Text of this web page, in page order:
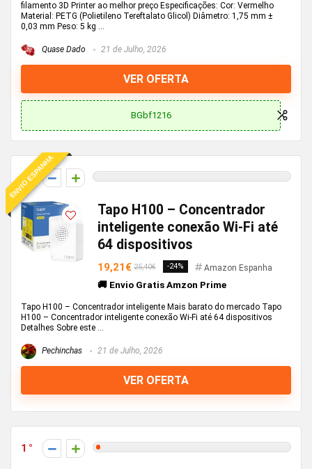
filamento 3D Printer ao melhor preço Especificações: Cor: Vermelho
Material: PETG (Polietileno Tereftalato Glicol) Diâmetro: 1,75 mm ±
0,03 mm Peso: 5 kg ...
Quase Dado 21 de Julho, 2026
VER OFERTA
BGbf1216
ENVIO ESPANHA
0
Tapo H100 – Concentrador
inteligente conexão Wi-Fi até
64 dispositivos
19,21€ 25,40€ -24% Amazon Espanha
🚚 Envio Gratis Amzon Prime
Tapo H100 – Concentrador inteligente Mais barato do mercado Tapo
H100 – Concentrador inteligente conexão Wi-Fi até 64 dispositivos
Detalhes Sobre este ...
Pechinchas 21 de Julho, 2026
VER OFERTA
1